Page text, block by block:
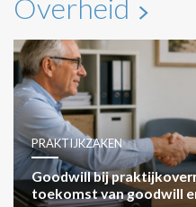
Overheid
PRAKTIJKZAKEN
Goodwill bij
toekomst van goodwill